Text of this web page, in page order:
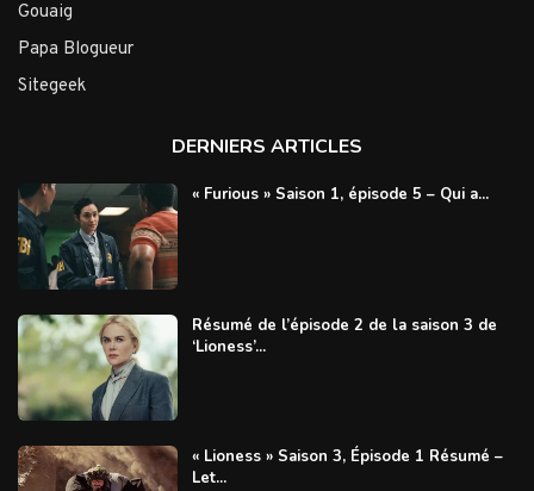
Gouaig
Papa Blogueur
Sitegeek
DERNIERS ARTICLES
« Furious » Saison 1, épisode 5 – Qui a...
Résumé de l’épisode 2 de la saison 3 de
‘Lioness’...
« Lioness » Saison 3, Épisode 1 Résumé –
Let...